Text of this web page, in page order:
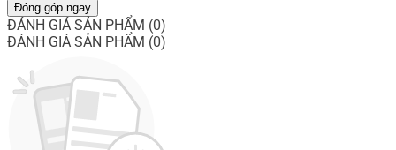
Đóng góp ngay
ĐÁNH GIÁ SẢN PHẨM (0)
ĐÁNH GIÁ SẢN PHẨM (0)